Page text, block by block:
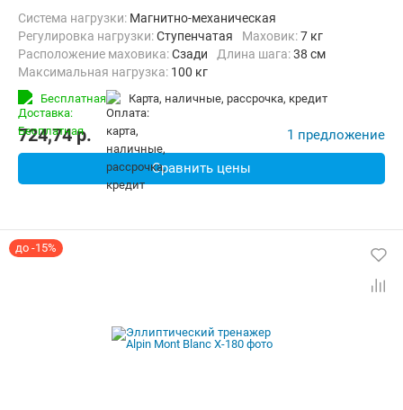
Система нагрузки: Магнитно-механическая
Регулировка нагрузки:Ступенчатая Маховик:7 кг
Расположение маховика:Сзади Длина шага:38 см
Максимальная нагрузка: 100 кг
Бесплатная карта, наличные, рассрочка, кредит
724,74p. 1 предложение
Сравнить цены
до -15%